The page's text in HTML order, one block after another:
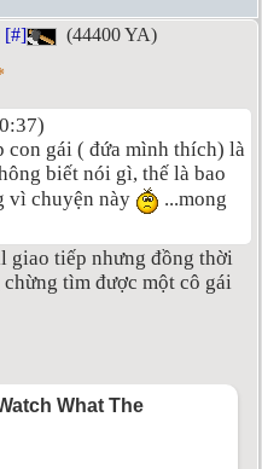
[#]
(44400 YA)
con gái ( đứa mình thích) là
biết nói gì, thế là bao
vì chuyện này
...mong
giao tiếp nhưng đồng thời
tìm được một cô gái